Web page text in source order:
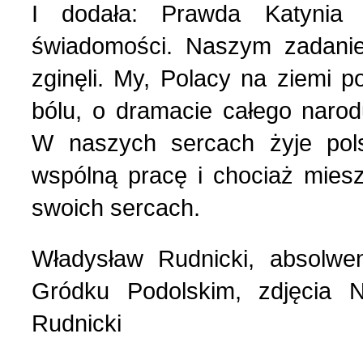
I dodała: Prawda
świadomości. Naszym
zginęli. My, Polacy na ziemi
bólu, o dramacie całego
W naszych sercach żyje
wspólną pracę i chociaż
swoich sercach.
Władysław Rudnicki,
Gródku Podolskim, zdjęcia
Rudnicki